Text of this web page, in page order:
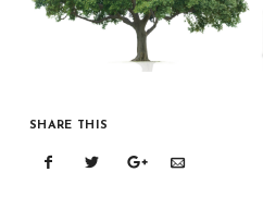
SHARE THIS